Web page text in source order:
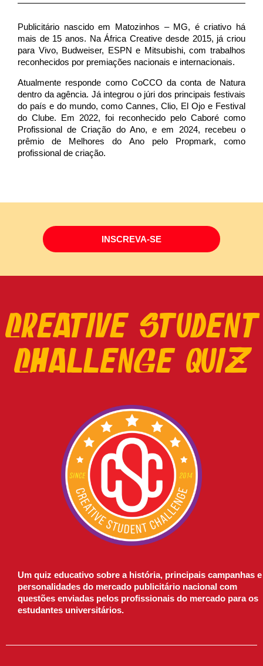
Publicitário nascido em Matozinhos – MG, é criativo há
mais de 15 anos. Na África Creative desde 2015, já criou
para Vivo, Budweiser, ESPN e Mitsubishi, com trabalhos
reconhecidos por premiações nacionais e internacionais.
Atualmente responde como CoCCO da conta de Natura
dentro da agência. Já integrou o júri dos principais festivais
do país e do mundo, como Cannes, Clio, El Ojo e Festival
do Clube. Em 2022, foi reconhecido pelo Caboré como
Profissional de Criação do Ano, e em 2024, recebeu o
prêmio de Melhores do Ano pelo Propmark, como
profissional de criação.
INSCREVA-SE
CREATIVE STUDENT
CHALLENGE QUIZ
Um quiz educativo sobre a história, principais campanhas e
personalidades do mercado publicitário nacional com
questões enviadas pelos profissionais do mercado para os
estudantes universitários.